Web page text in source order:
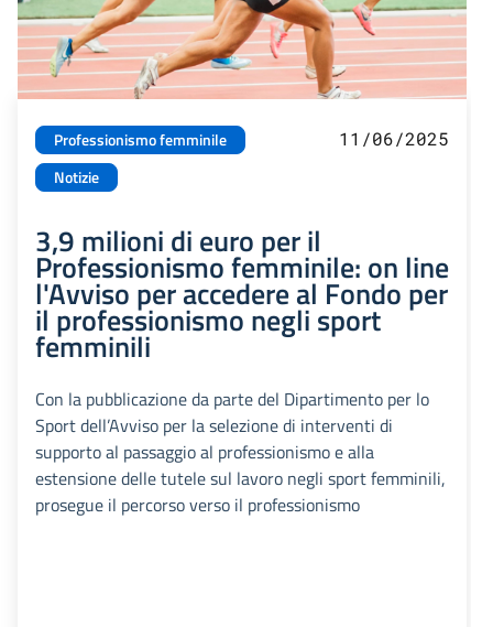
Professionismo femminile
Notizie
11/06/2025
3,9 milioni di euro per il
Professionismo femminile: on line
l'Avviso per accedere al Fondo per
il professionismo negli sport
femminili
Con la pubblicazione da parte del Dipartimento per lo
Sport dell’Avviso per la selezione di interventi di
supporto al passaggio al professionismo e alla
estensione delle tutele sul lavoro negli sport femminili,
prosegue il percorso verso il professionismo